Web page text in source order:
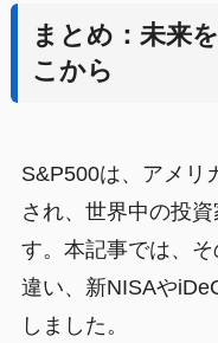
まとめ：未来
こから
S&P500は、アメリ
され、世界中の投
す。本記事では、
違い、新NISAや
しました。